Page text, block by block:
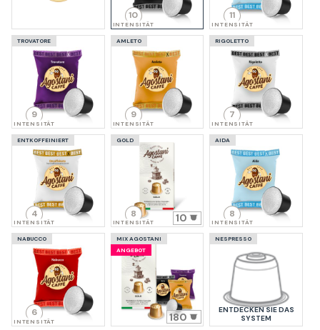
10
INTENSITÄT
11
INTENSITÄT
TROVATORE
9
INTENSITÄT
AMLETO
9
INTENSITÄT
RIGOLETTO
7
INTENSITÄT
ENTKOFFEINIERT
4
INTENSITÄT
GOLD
8
INTENSITÄT 10
AIDA
8
INTENSITÄT
NABUCCO
6
INTENSITÄT
MIX AGOSTANI
ANGEBOT
180
NESPRESSO
ENTDECKEN SIE DAS
SYSTEM